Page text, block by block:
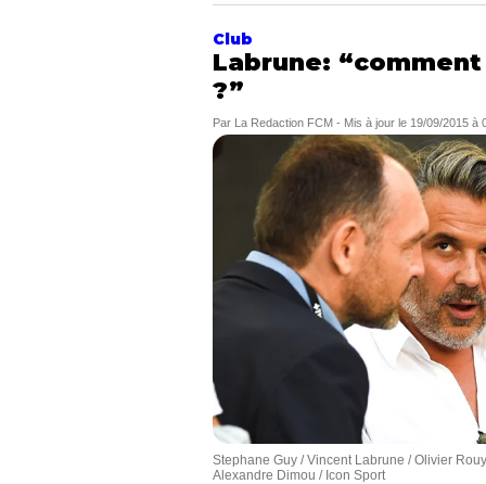
Club
Labrune:
?”
Par La Redaction FCM - Mis à jour le 19/09/2015 à
Stephane Guy / Vincent Labrune / Olivier
Alexandre Dimou / Icon Sport